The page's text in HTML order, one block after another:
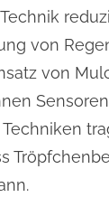
von
von